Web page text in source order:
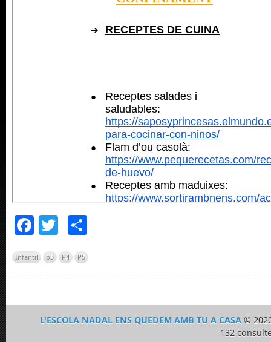
Facebook
Twitter
Infantil p3 P4 P5
L'ESCOLA NADAL ENS QUEDEM AMB TU A CASA©
132